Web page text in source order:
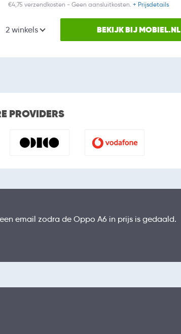
€4,75 verzendkosten - Geen aansluitkosten. + Prijsdetails
2 winkels BEKIJK BIJ MOBIEL.NL
PROVIDERS
email zodra de Oppo A6 in prijs is gedaald.